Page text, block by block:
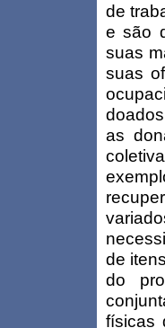
de
e são
suas
suas
as
de
do
físicas